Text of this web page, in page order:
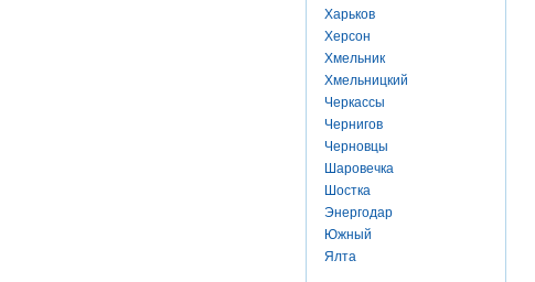
Харьков
Херсон
Хмельник
Хмельницкий
Черкассы
Чернигов
Черновцы
Шаровечка
Шостка
Энергодар
Южный
Ялта